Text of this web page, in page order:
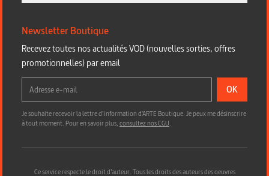
Newsletter Boutique
Recevez toutes nos actualités VOD (nouvelles sorties, offres
promotionnelles) par email
OK
Je souhaite recevoir la lettre d’information d'ARTE Boutique. Je peux me désinscrire
à tout moment. Pour en savoir plus,consultez nos CGU.
Ce service respecte le droit d’auteur. Tous les droits des auteurs des oeuvres